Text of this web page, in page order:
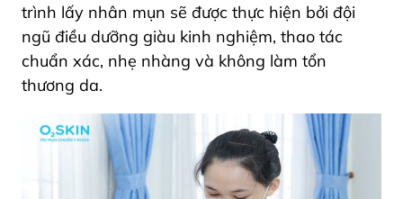
trình lấy nhân mụn sẽ được thực hiện bởi đội
ngũ điều dưỡng giàu kinh nghiệm, thao tác
chuẩn xác, nhẹ nhàng và không làm tổn
thương da.